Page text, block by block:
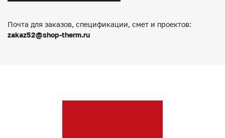
Почта для заказов, спецификации, смет и проектов:
zakaz52@shop-therm.ru